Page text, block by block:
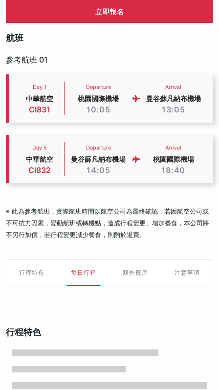
立即報名
航班
參考航班 01
Day 1
中華航空
CI831
Departure
桃園國際機場
10:05
Arrival
曼谷蘇凡納布機場
13:05
Day 5
中華航空
CI832
Departure
曼谷蘇凡納布機場
14:05
Arrival
桃園國際機場
18:40
※ 此為參考航班，實際航班時間以航空公司為最終確認，若因航空公司或
不可抗力因素，變動航班或轉機點，造成行程變更、增加餐食，本公司將
不另行加價，若行程變更減少餐食，則酌於退費。
行程特色 每日行程 額外費用 注意事項
行程特色